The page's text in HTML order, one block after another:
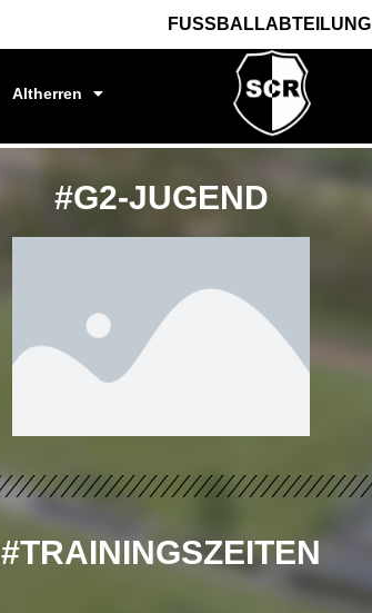
FUSSBALLABTEILUNG
Altherren
#G2-JUGEND
#TRAININGSZEITEN